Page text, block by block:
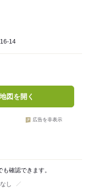
14
図を開く
広告を非表示
確認できます。
し